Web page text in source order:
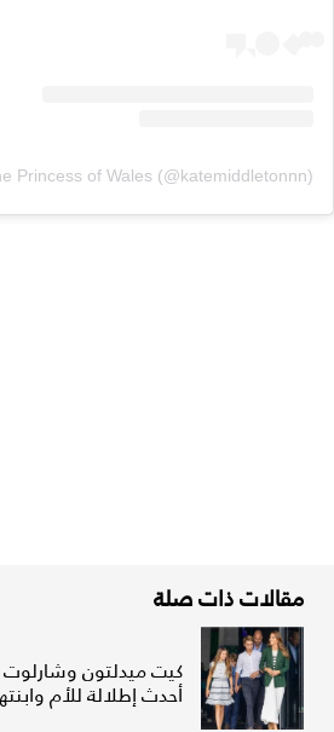
مقالات ذات صلة
كيت ميدلتون
أحدث إطلالة للأم